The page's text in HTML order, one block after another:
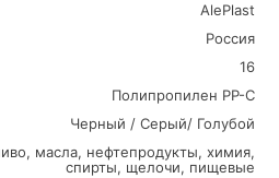
AlePlast
Россия
16
Полипропилен PP-C
Черный / Серый/ Голубой
масла, нефтепродукты, химия,
спирты, щелочи, пищевые